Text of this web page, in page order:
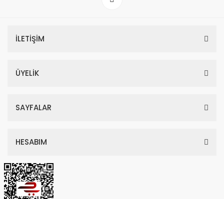
İLETİŞİM
ÜYELİK
SAYFALAR
HESABIM